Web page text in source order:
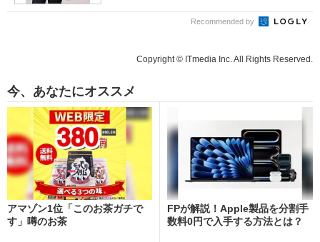
Recommended by
Copyright © ITmedia Inc. All Rights Reserved.
今、あなたにオススメ
アマゾン1位「このお茶ガチで
す」噂のお茶
FPが解説！Apple製品を分割手
数料0円で入手する方法とは？